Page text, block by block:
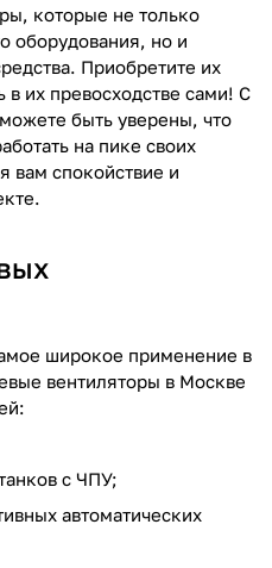
которые не только
оборудования, но и
Приобретите их
в их превосходстве сами! С
быть уверены, что
на пике своих
вам спокойствие и
широкое применение в
вентиляторы в Москве
с ЧПУ;
автоматических